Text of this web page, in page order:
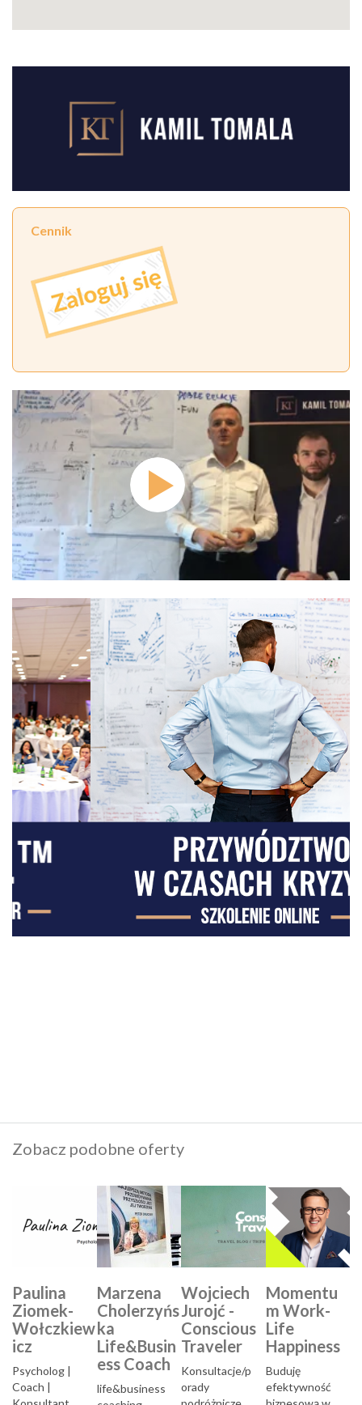
Cennik
Zobacz podobne oferty
Paulina
Ziomek-
Wołczkiew
icz
Psycholog |
Coach |
Marzena
Cholerzyńs
ka
Life&Busin
ess Coach
life&business
Wojciech
Jurojć -
Conscious
Traveler
Konsultacje/p
orady
Momentu
m Work-
Life
Happiness
Buduję
efektywność